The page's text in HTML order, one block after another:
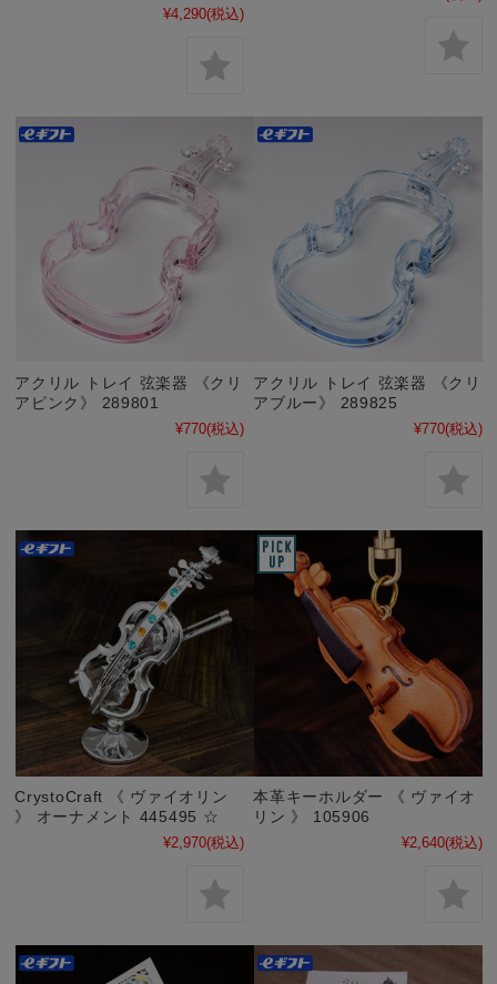
¥4,290(税込)
アクリル トレイ 弦楽器 《クリ
アピンク》 289801
¥770(税込)
アクリル トレイ 弦楽器 《クリ
アブルー》 289825
¥770(税込)
CrystoCraft 《 ヴァイオリン
》 オーナメント 445495 ☆
¥2,970(税込)
本革キーホルダー 《 ヴァイオ
リン 》 105906
¥2,640(税込)